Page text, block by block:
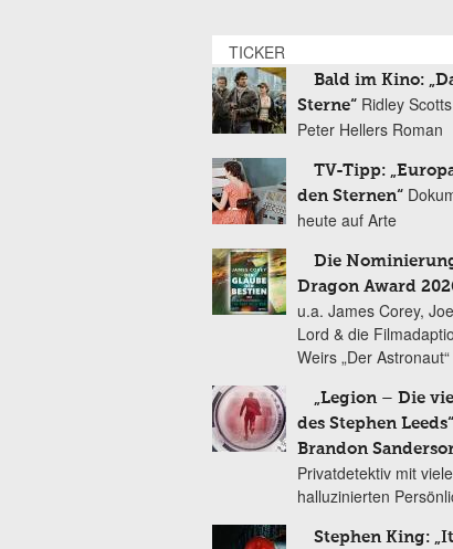
TICKER
Bald im Kino:
Sterne“ Ridley
Peter Hellers Roman
TV-Tipp:
den Sternen“
heute auf Arte
Die
Dragon Award
u.a. James Corey,
Lord & die
Weirs „Der Astronaut“
„Legion – Die
des Stephen
Brandon
Privatdetektiv mit
halluzinierten
Stephen King: